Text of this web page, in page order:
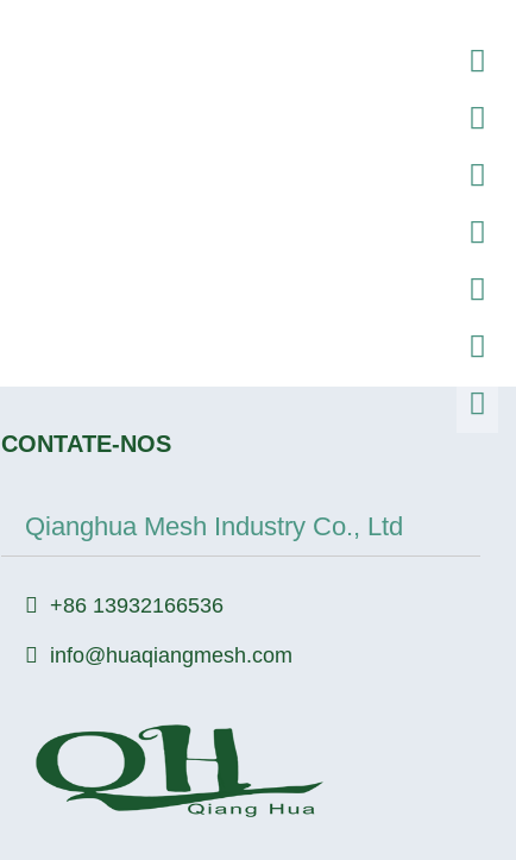
CONTATE-NOS
Qianghua Mesh Industry Co., Ltd
+86 13932166536
info@huaqiangmesh.com